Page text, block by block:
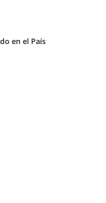
en el País